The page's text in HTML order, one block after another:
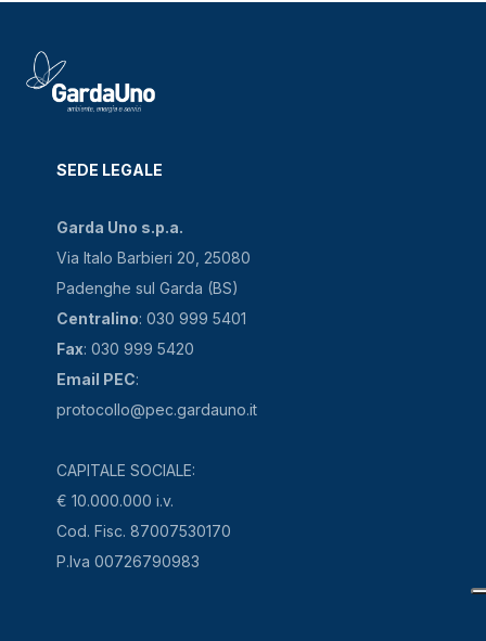
SEDE LEGALE
Garda Uno s.p.a.
Via Italo Barbieri 20, 25080
Padenghe sul Garda (BS)
Centralino: 030 999 5401
Fax: 030 999 5420
Email PEC:
protocollo@pec.gardauno.it
CAPITALE SOCIALE:
€ 10.000.000 i.v.
Cod. Fisc. 87007530170
P.Iva 00726790983